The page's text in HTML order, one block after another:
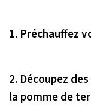
1. Préchauffez
2. Découpez
la pomme de